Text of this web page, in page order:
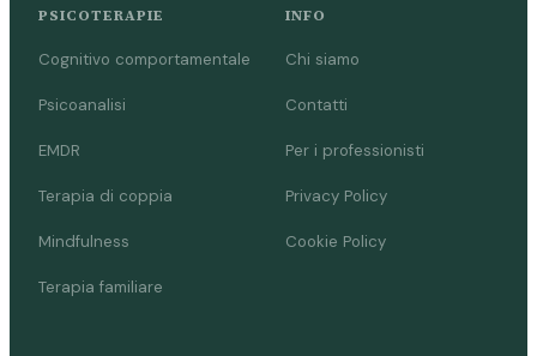
PSICOTERAPIE
Cognitivo comportamentale
Psicoanalisi
EMDR
Terapia di coppia
Mindfulness
Terapia familiare
INFO
Chi siamo
Contatti
Per i professionisti
Privacy Policy
Cookie Policy